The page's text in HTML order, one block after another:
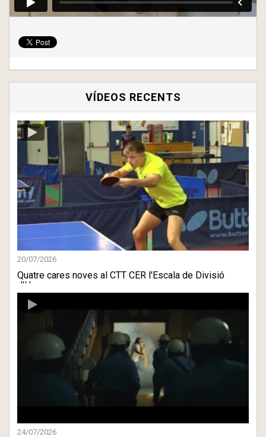
VÍDEOS RECENTS
20/07/2026
Quatre cares noves al CTT CER l'Escala de Divisió
d'Honor
24/07/2026